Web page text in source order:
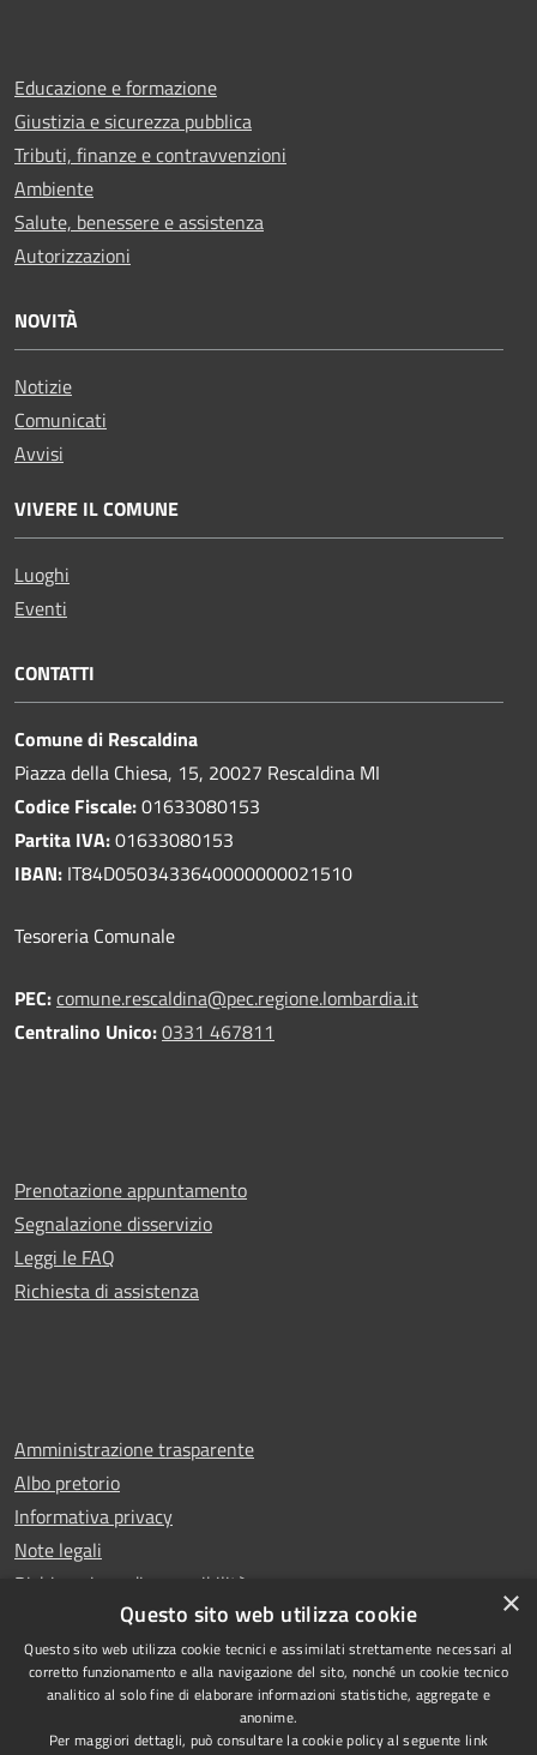
Educazione e formazione
Giustizia e sicurezza pubblica
Tributi, finanze e contravvenzioni
Ambiente
Salute, benessere e assistenza
Autorizzazioni
NOVITÀ
Notizie
Comunicati
Avvisi
VIVERE IL COMUNE
Luoghi
Eventi
CONTATTI
Comune di Rescaldina
Piazza della Chiesa, 15, 20027 Rescaldina MI
Codice Fiscale:01633080153
Partita IVA:01633080153
IBAN: IT84D0503433640000000021510
Tesoreria Comunale
PEC:comune.rescaldina@pec.regione.lombardia.it
Centralino Unico:0331 467811
Prenotazione appuntamento
Segnalazione disservizio
Leggi le FAQ
Richiesta di assistenza
Amministrazione trasparente
Albo pretorio
Informativa privacy
Note legali
Dichiarazione di accessibilità
RSS
Accessibilità
Copyright © 2026 • Comune di
Rescaldina • Powered by
×
Questo sito web utilizza cookie
Questo sito web utilizza cookie tecnici e assimilati strettamente necessari al
corretto funzionamento e alla navigazione del sito, nonché un cookie tecnico
analitico al solo fine di elaborare informazioni statistiche, aggregate e
anonime.
Per maggiori dettagli, può consultare la cookie policy al seguente link